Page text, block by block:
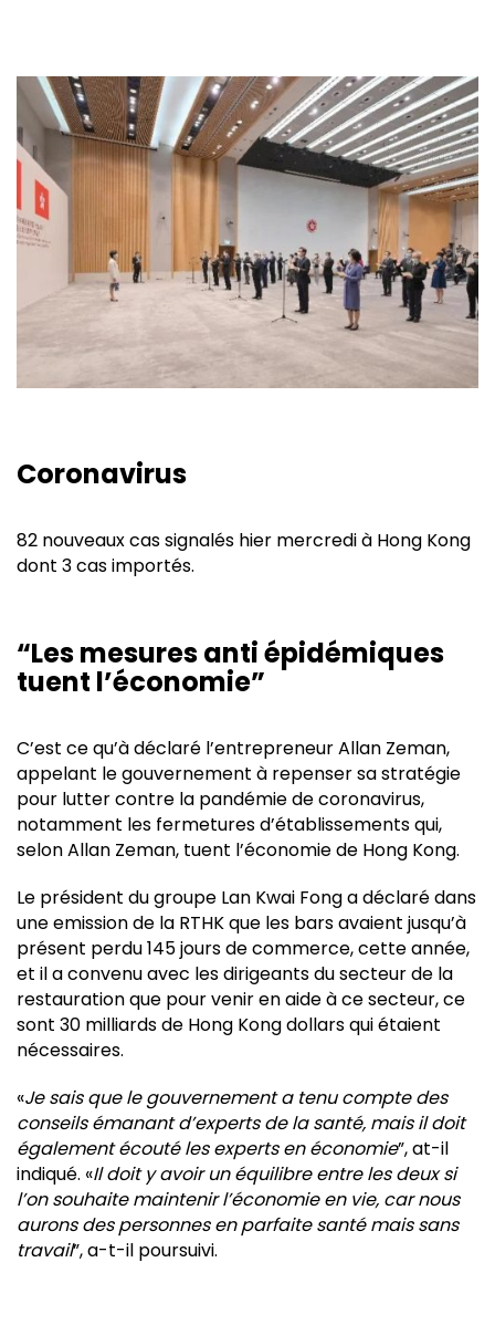
Coronavirus
82 nouveaux cas signalés hier mercredi à Hong Kong
dont 3 cas importés.
“Les mesures anti épidémiques
tuent l’économie”
C’est ce qu’à déclaré l’entrepreneur Allan Zeman,
appelant le gouvernement à repenser sa stratégie
pour lutter contre la pandémie de coronavirus,
notamment les fermetures d’établissements qui,
selon Allan Zeman, tuent l’économie de Hong Kong.
Le président du groupe Lan Kwai Fong a déclaré dans
une emission de la RTHK que les bars avaient jusqu’à
présent perdu 145 jours de commerce, cette année,
et il a convenu avec les dirigeants du secteur de la
restauration que pour venir en aide à ce secteur, ce
sont 30 milliards de Hong Kong dollars qui étaient
nécessaires.
«Je sais que le gouvernement a tenu compte des
conseils émanant d’experts de la santé, mais il doit
également écouté les experts en économie”, at-il
indiqué. «Il doit y avoir un équilibre entre les deux si
l’on souhaite maintenir l’économie en vie, car nous
aurons des personnes en parfaite santé mais sans
travail”, a-t-il poursuivi.